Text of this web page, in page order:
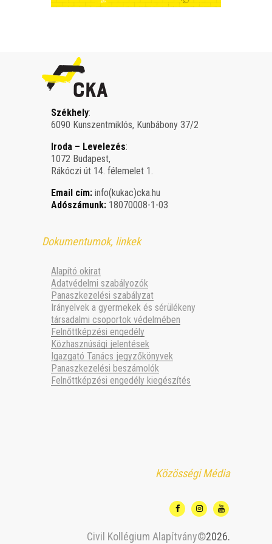
Székhely:
6090 Kunszentmiklós, Kunbábony 37/2
Iroda – Levelezés:
1072 Budapest,
Rákóczi út 14. félemelet 1.
Email cím: info(kukac)cka.hu
Adószámunk: 18070008-1-03
Dokumentumok, linkek
Alapító okirat
Adatvédelmi szabályozók
Panaszkezelési szabályzat
Irányelvek a gyermekek és sérülékeny
társadalmi csoportok védelmében
Felnőttképzési engedély
Közhasznúsági jelentések
Igazgató Tanács jegyzőkönyvek
Panaszkezelési beszámolók
Felnőttképzési engedély kiegészítés
Közösségi Média
Civil Kollégium Alapítvány©2026.